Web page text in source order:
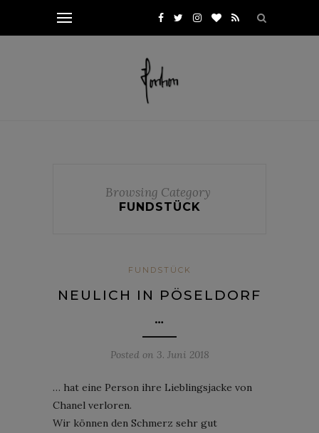
Browsing Category
FUNDSTÜCK
FUNDSTÜCK
NEULICH IN PÖSELDORF
…
Posted on 3. Juni 2018
… hat eine Person ihre Lieblingsjacke von
Chanel verloren.
Wir können den Schmerz sehr gut